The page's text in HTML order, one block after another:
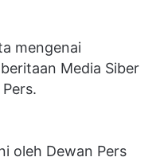
mengenai
Media Siber
oleh Dewan Pers